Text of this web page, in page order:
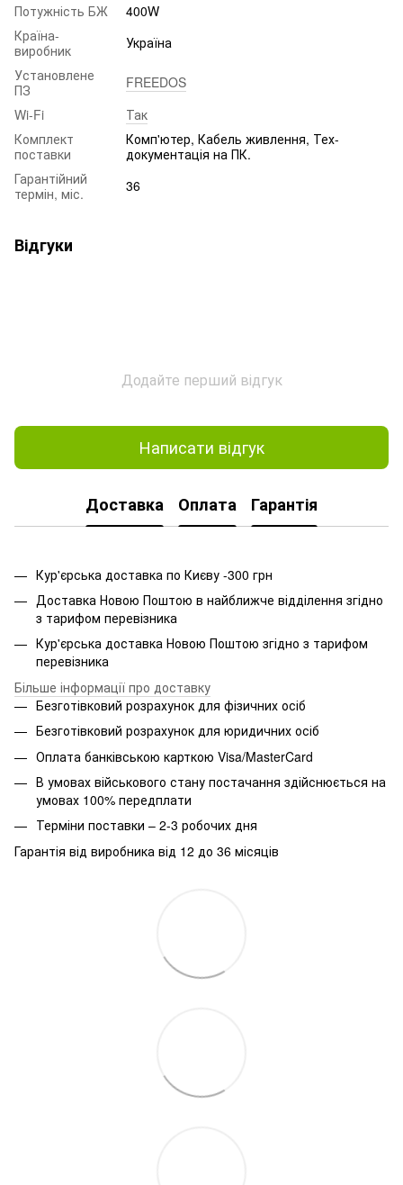
Потужність БЖ
400W
Країна-
виробник
Україна
Установлене
ПЗ
FREEDOS
Wi-Fi
Так
Комплект
поставки
Комп'ютер, Кабель живлення, Тех-
документація на ПК.
Гарантійний
термін, міс.
36
Відгуки
Додайте перший відгук
Написати відгук
Доставка Оплата Гарантія
Кур'єрська доставка по Києву -300 грн
Доставка Новою Поштою в найближче відділення згідно
з тарифом перевізника
Кур'єрська доставка Новою Поштою згідно з тарифом
перевізника
Більше інформації про доставку
Безготівковий розрахунок для фізичних осіб
Безготівковий розрахунок для юридичних осіб
Оплата банківською карткою Visa/MasterCard
В умовах військового стану постачання здійснюється на
умовах 100% передплати
Терміни поставки – 2-3 робочих дня
Гарантія від виробника від 12 до 36 місяців